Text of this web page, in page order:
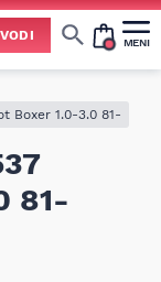
MENI
Boxer 1.0-3.0 81-
81-